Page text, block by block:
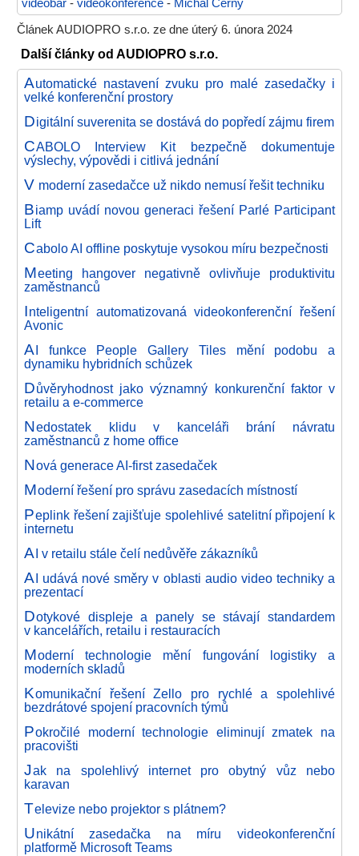
videobar - videokonference - Michal Černý
Článek AUDIOPRO s.r.o. ze dne úterý 6. února 2024
Další články od AUDIOPRO s.r.o.
Automatické nastavení zvuku pro malé zasedačky i
velké konferenční prostory
Digitální suverenita se dostává do popředí zájmu firem
CABOLO Interview Kit bezpečně dokumentuje
výslechy, výpovědi i citlivá jednání
V moderní zasedačce už nikdo nemusí řešit techniku
Biamp uvádí novou generaci řešení Parlé Participant
Lift
Cabolo AI offline poskytuje vysokou míru bezpečnosti
Meeting hangover negativně ovlivňuje produktivitu
zaměstnanců
Inteligentní automatizovaná videokonferenční řešení
Avonic
A I funkce People Gallery Tiles mění podobu a
dynamiku hybridních schůzek
Důvěryhodnost jako významný konkurenční faktor v
retailu a e-commerce
Nedostatek klidu v kanceláři brání návratu
zaměstnanců z home office
Nová generace AI-first zasedaček
Moderní řešení pro správu zasedacích místností
Peplink řešení zajišťuje spolehlivé satelitní připojení k
internetu
A I v retailu stále čelí nedůvěře zákazníků
A I udává nové směry v oblasti audio video techniky a
prezentací
Dotykové displeje a panely se stávají standardem
v kancelářích, retailu i restauracích
Moderní technologie mění fungování logistiky a
moderních skladů
Komunikační řešení Zello pro rychlé a spolehlivé
bezdrátové spojení pracovních týmů
Pokročilé moderní technologie eliminují zmatek na
pracovišti
Jak na spolehlivý internet pro obytný vůz nebo
karavan
Televize nebo projektor s plátnem?
Unikátní zasedačka na míru videokonferenční
platformě Microsoft Teams